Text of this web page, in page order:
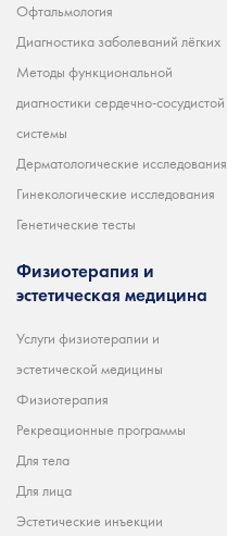
Офтальмология
Диагностика заболеваний лёгких
Методы функциональной
диагностики сердечно-сосудистой
системы
Дерматологические исследования
Гинекологические исследования
Генетические тесты
Физиотерапия и
эстетическая медицина
Услуги физиотерапии и
эстетической медицины
Физиотерапия
Рекреационные программы
Для тела
Для лица
Эстетические инъекции